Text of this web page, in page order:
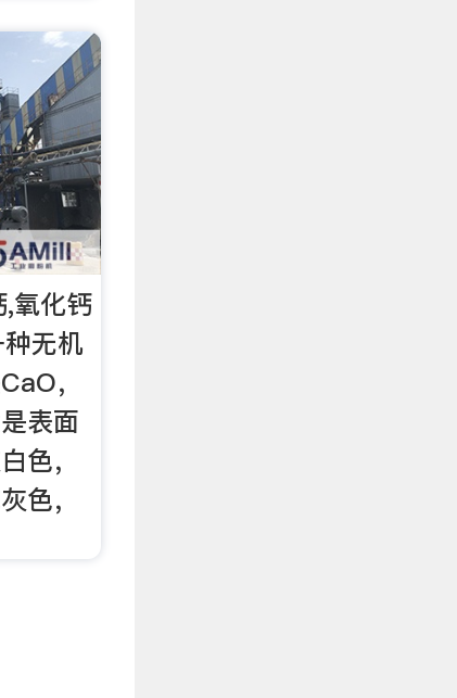
氧化钙
无机
，
表面
色，
色，